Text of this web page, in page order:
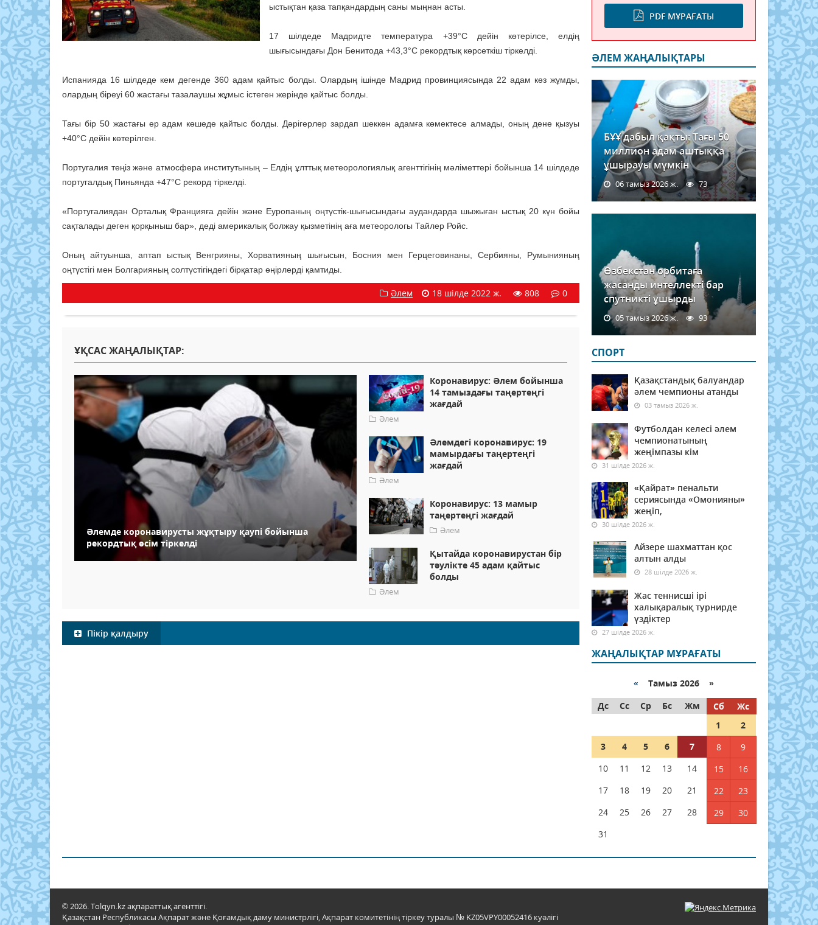
ыстықтан қаза тапқандардың саны мыңнан асты.
17 шілдеде Мадридте температура +39°C дейін көтерілсе, елдің
шығысындағы Дон Бенитода +43,3°C рекордтық көрсеткіш тіркелді.
Испанияда 16 шілдеде кем дегенде 360 адам қайтыс болды. Олардың ішінде Мадрид провинциясында 22 адам көз жұмды,
олардың біреуі 60 жастағы тазалаушы жұмыс істеген жерінде қайтыс болды.
Тағы бір 50 жастағы ер адам көшеде қайтыс болды. Дәрігерлер зардап шеккен адамға көмектесе алмады, оның дене қызуы
+40°C дейін көтерілген.
Португалия теңіз және атмосфера институтының – Елдің ұлттық метеорологиялық агенттігінің мәліметтері бойынша 14 шілдеде
португалдық Пиньянда +47°C рекорд тіркелді.
«Португалиядан Орталық Францияға дейін және Еуропаның оңтүстік-шығысындағы аудандарда шыжыған ыстық 20 күн бойы
сақталады деген қорқыныш бар», деді америкалық болжау қызметінің аға метеорологы Тайлер Ройс.
Оның айтуынша, аптап ыстық Венгрияны, Хорватияның шығысын, Босния мен Герцеговинаны, Сербияны, Румынияның
оңтүстігі мен Болгарияның солтүстігіндегі бірқатар өңірлерді қамтиды.
Әлем 18 шілде 2022 ж. 808 0
ҰҚСАС ЖАҢАЛЫҚТАР:
Әлемде коронавирусты жұқтыру қаупі бойынша
рекордтық өсім тіркелді
Коронавирус: Әлем бойынша
14 тамыздағы таңертеңгі
жағдай
Әлем
Әлемдегі коронавирус: 19
мамырдағы таңертеңгі
жағдай
Әлем
Коронавирус: 13 мамыр
таңертеңгі жағдай
Әлем
Қытайда коронавирустан бір
тәулікте 45 адам қайтыс
болды
Әлем
Пікір қалдыру
PDF МҰРАҒАТЫ
ӘЛЕМ ЖАҢАЛЫҚТАРЫ
БҰҰ дабыл қақты: Тағы 50
миллион адам аштыққа
ұшырауы мүмкін
06 тамыз 2026 ж. 73
Өзбекстан орбитаға
жасанды интеллекті бар
спутникті ұшырды
05 тамыз 2026 ж. 93
СПОРТ
Қазақстандық балуандар
әлем чемпионы атанды
03 тамыз 2026 ж.
Футболдан келесі әлем
чемпионатының
жеңімпазы кім
31 шілде 2026 ж.
«Қайрат» пенальти
сериясында «Омонияны»
жеңіп,
30 шілде 2026 ж.
Айзере шахматтан қос
алтын алды
28 шілде 2026 ж.
Жас теннисші ірі
халықаралық турнирде
үздіктер
27 шілде 2026 ж.
ЖАҢАЛЫҚТАР МҰРАҒАТЫ
« Тамыз 2026 »
Дс
Сс Ср Бс Жм Сб
Жс
1
2
3
4 5 6 7 8
9
10
11 12 13 14 15
16
17
18 19 20 21 22
23
24
25 26 27 28 29
30
31
© 2026. Tolqyn.kz ақпараттық агенттігі.
Қазақстан Республикасы Ақпарат және Қоғамдық даму министрлігі, Ақпарат комитетінің тіркеу туралы № KZ05VPY00052416 куәлігі